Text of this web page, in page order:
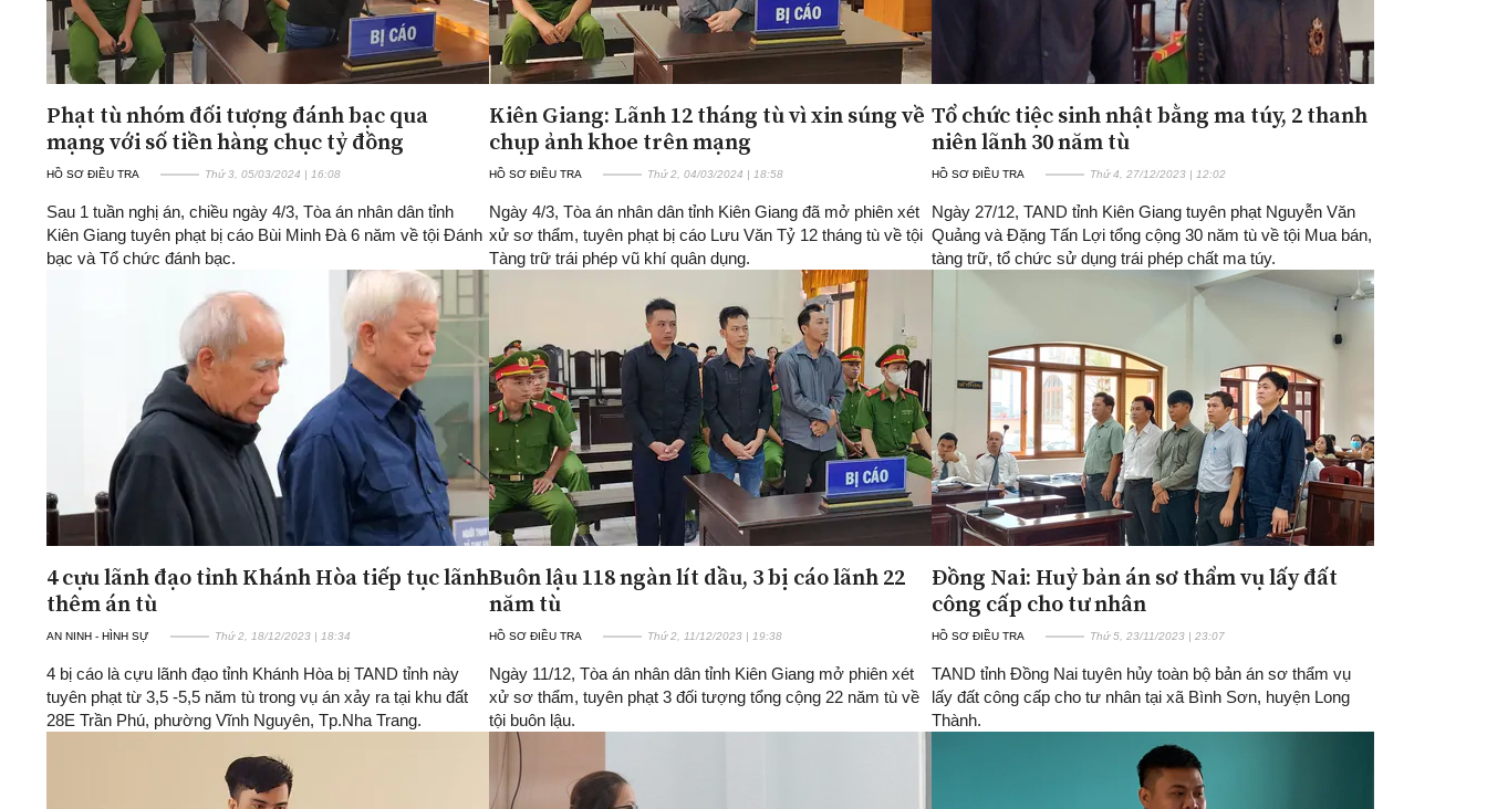
Phạt tù nhóm đối tượng đánh bạc qua
mạng với số tiền hàng chục tỷ đồng
HỒ SƠ ĐIỀU TRA Thứ 3, 05/03/2024 | 16:08
Sau 1 tuần nghị án, chiều ngày 4/3, Tòa án nhân dân tỉnh
Kiên Giang tuyên phạt bị cáo Bùi Minh Đà 6 năm về tội Đánh
bạc và Tổ chức đánh bạc.
Kiên Giang: Lãnh 12 tháng tù vì xin súng về
chụp ảnh khoe trên mạng
HỒ SƠ ĐIỀU TRA Thứ 2, 04/03/2024 | 18:58
Ngày 4/3, Tòa án nhân dân tỉnh Kiên Giang đã mở phiên xét
xử sơ thẩm, tuyên phạt bị cáo Lưu Văn Tỷ 12 tháng tù về tội
Tàng trữ trái phép vũ khí quân dụng.
Tổ chức tiệc sinh nhật bằng ma túy, 2 thanh
niên lãnh 30 năm tù
HỒ SƠ ĐIỀU TRA Thứ 4, 27/12/2023 | 12:02
Ngày 27/12, TAND tỉnh Kiên Giang tuyên phạt Nguyễn Văn
Quảng và Đặng Tấn Lợi tổng cộng 30 năm tù về tội Mua bán,
tàng trữ, tổ chức sử dụng trái phép chất ma túy.
4 cựu lãnh đạo tỉnh Khánh Hòa tiếp tục lãnh
thêm án tù
AN NINH - HÌNH SỰ Thứ 2, 18/12/2023 | 18:34
4 bị cáo là cựu lãnh đạo tỉnh Khánh Hòa bị TAND tỉnh này
tuyên phạt từ 3,5 -5,5 năm tù trong vụ án xảy ra tại khu đất
28E Trần Phú, phường Vĩnh Nguyên, Tp.Nha Trang.
Buôn lậu 118 ngàn lít dầu, 3 bị cáo lãnh 22
năm tù
HỒ SƠ ĐIỀU TRA Thứ 2, 11/12/2023 | 19:38
Ngày 11/12, Tòa án nhân dân tỉnh Kiên Giang mở phiên xét
xử sơ thẩm, tuyên phạt 3 đối tượng tổng cộng 22 năm tù về
tội buôn lậu.
Đồng Nai: Huỷ bản án sơ thẩm vụ lấy đất
công cấp cho tư nhân
HỒ SƠ ĐIỀU TRA Thứ 5, 23/11/2023 | 23:07
TAND tỉnh Đồng Nai tuyên hủy toàn bộ bản án sơ thẩm vụ
lấy đất công cấp cho tư nhân tại xã Bình Sơn, huyện Long
Thành.